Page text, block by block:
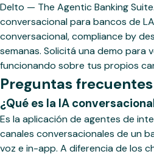
Delto — The Agentic Banking
conversacional para bancos de
conversacional, compliance by
semanas. Solicitá una demo para
funcionando sobre tus propios
Preguntas frecuentes
¿Qué es la IA
Es la aplicación de agentes de
canales conversacionales de un
voz e in-app. A diferencia de los